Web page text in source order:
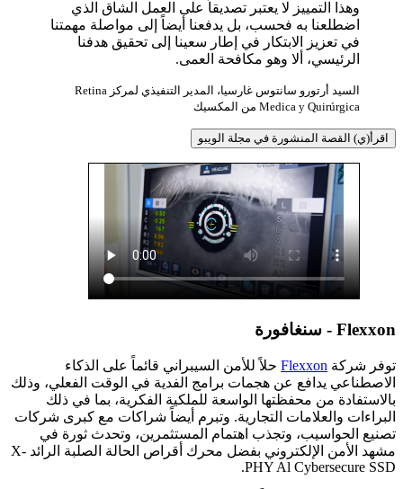
وهذا التمييز لا يعتبر تصديقاً على العمل الشاق الذي
اضطلعنا به فحسب، بل يدفعنا أيضاً إلى مواصلة مهمتنا
في تعزيز الابتكار في إطار سعينا إلى تحقيق هدفنا
الرئيسي، ألا وهو مكافحة العمى.
السيد أرتورو سانتوس غارسيا، المدير التنفيذي لمركز Retina
Medica y Quirúrgica من المكسيك
اقرأ(ي) القصة المنشورة في مجلة الويبو
Flexxon - سنغافورة
توفر شركة Flexxon حلاً للأمن السيبراني قائماً على الذكاء
الاصطناعي يدافع عن هجمات برامج الفدية في الوقت الفعلي، وذلك
بالاستفادة من محفظتها الواسعة للملكية الفكرية، بما في ذلك
البراءات والعلامات التجارية. وتبرم أيضاً شراكات مع كبرى شركات
تصنيع الحواسيب، وتجذب اهتمام المستثمرين، وتحدث ثورة في
مشهد الأمن الإلكتروني بفضل محرك أقراص الحالة الصلبة الرائد X-
PHY Al Cybersecure SSD.